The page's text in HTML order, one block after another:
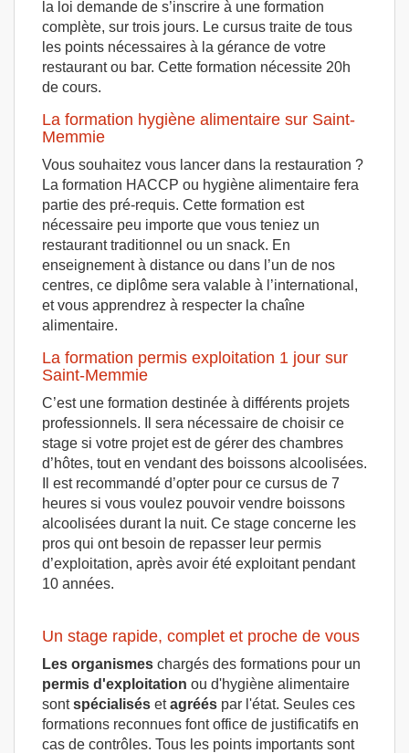
la loi demande de s’inscrire à une formation
complète, sur trois jours. Le cursus traite de tous
les points nécessaires à la gérance de votre
restaurant ou bar. Cette formation nécessite 20h
de cours.
La formation hygiène alimentaire sur Saint-
Memmie
Vous souhaitez vous lancer dans la restauration ?
La formation HACCP ou hygiène alimentaire fera
partie des pré-requis. Cette formation est
nécessaire peu importe que vous teniez un
restaurant traditionnel ou un snack. En
enseignement à distance ou dans l’un de nos
centres, ce diplôme sera valable à l’international,
et vous apprendrez à respecter la chaîne
alimentaire.
La formation permis exploitation 1 jour sur
Saint-Memmie
C’est une formation destinée à différents projets
professionnels. Il sera nécessaire de choisir ce
stage si votre projet est de gérer des chambres
d’hôtes, tout en vendant des boissons alcoolisées.
Il est recommandé d’opter pour ce cursus de 7
heures si vous voulez pouvoir vendre boissons
alcoolisées durant la nuit. Ce stage concerne les
pros qui ont besoin de repasser leur permis
d’exploitation, après avoir été exploitant pendant
10 années.
Un stage rapide, complet et proche de vous
Les organismes chargés des formations pour un
permis d'exploitation ou d'hygiène alimentaire
sontspécialisés etagréés par l'état. Seules ces
formations reconnues font office de justificatifs en
cas de contrôles. Tous les points importants sont